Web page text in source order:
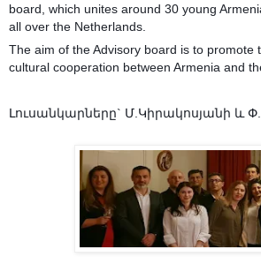
board, which unites around 30 young
all over the Netherlands.
The aim of the Advisory board is to promote
cultural cooperation between Armenia and
Լուսանկարները` Մ.Կիրակոսյանի և